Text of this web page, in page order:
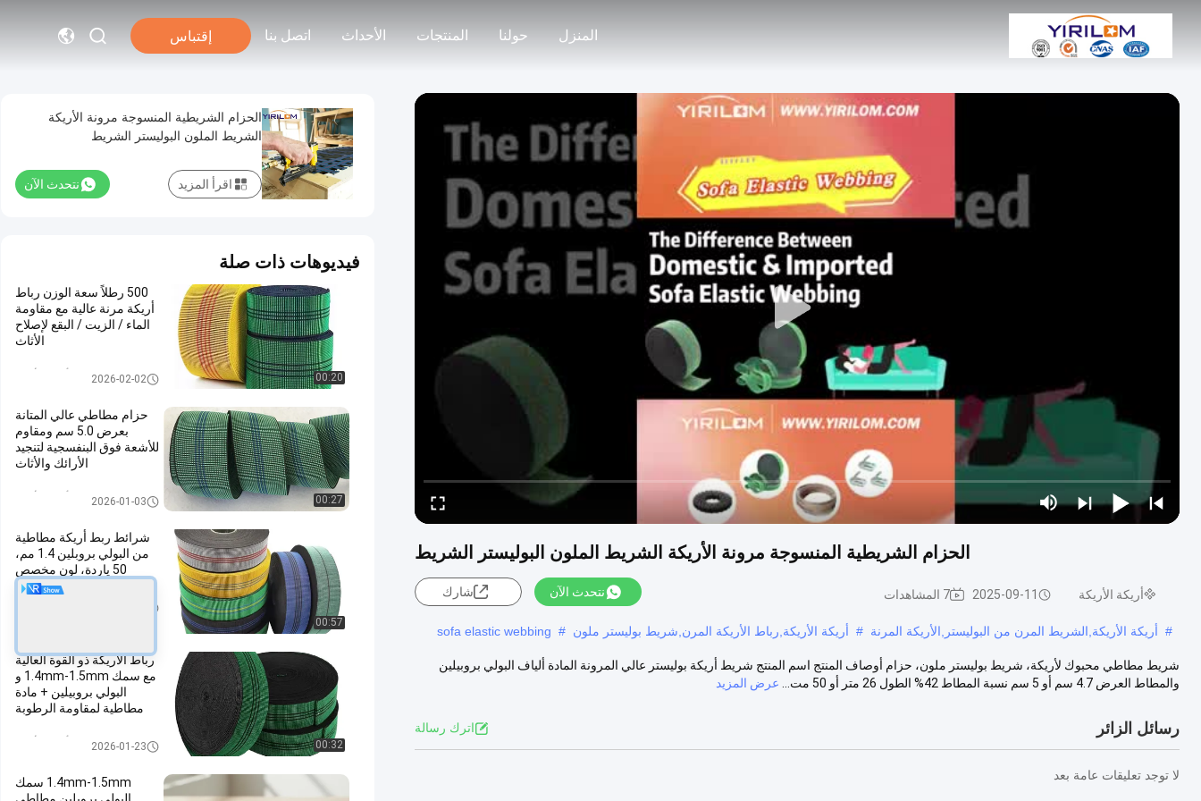
المنزل حولنا المنتجات الأحداث اتصل بنا إقتباس
الحزام الشريطية المنسوجة مرونة الأريكة الشريط الملون البوليستر الشريط
أريكة الأريكة 2025-09-11 7 المشاهدات نتحدث الآن شارك
# أريكة الأريكة,الشريط المرن من البوليستر,الأريكة المرنة # أريكة الأريكة,رباط الأريكة المرن,شريط بوليستر ملون #
sofa elastic webbing
شريط مطاطي محبوك لأريكة، شريط بوليستر ملون، حزام أوصاف المنتج اسم المنتج شريط أريكة بوليستر عالي المرونة المادة ألياف البولي بروبيلين
والمطاط العرض 4.7 سم أو 5 سم نسبة المطاط 42% الطول 26 متر أو 50 مت...
عرض المزيد
رسائل الزائر اترك رسالة
لا توجد تعليقات عامة بعد
الحزام الشريطية المنسوجة مرونة الأريكة
الشريط الملون البوليستر الشريط
نتحدث الآن اقرأ المزيد
فيديوهات ذات صلة
00:20
500 رطلاً سعة الوزن رباط
أريكة مرنة عالية مع مقاومة
الماء / الزيت / البقع لإصلاح
الأثاث
2026-02-02
00:27
حزام مطاطي عالي المتانة
بعرض 5.0 سم ومقاوم
للأشعة فوق البنفسجية لتنجيد
الأرائك والأثاث
2026-01-03
00:57
شرائط ربط أريكة مطاطية
من البولي بروبلين 1.4 مم،
50 ياردة، لون مخصص
00:32
رباط الأريكة ذو القوة العالية
مع سمك 1.4mm-1.5mm و
البولي بروبيلين + مادة
مطاطية لمقاومة الرطوبة
والمواد الكيميائية2026-01-23
1.4mm-1.5mm سمك